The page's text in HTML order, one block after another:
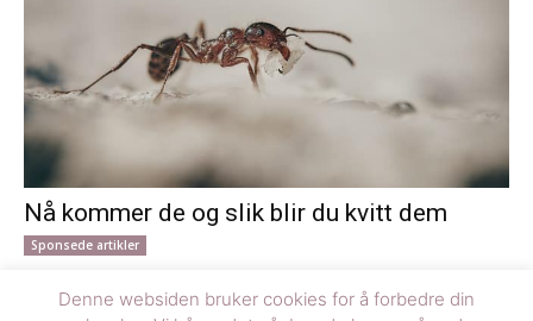
Nå kommer de og slik blir du kvitt dem
Sponsede artikler
Når våren melder sin ankomst med varmere dager og netter, kan
du være helt sikker på at også mauren våkner til liv. Mauren er...
Denne websiden bruker cookies for å forbedre din